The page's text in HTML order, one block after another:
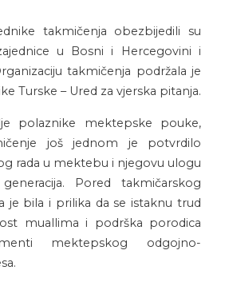
takmičenja obezbijedili su
u Bosni i Hercegovini i
takmičenja podržala je
Turske – Ured za vjerska pitanja.
polaznike mektepske pouke,
još jednom je potvrdilo
rada u mektebu i njegovu ulogu
Pored takmičarskog
je bila i prilika da se istaknu trud
muallima i podrška porodica
mektepskog odgojno-